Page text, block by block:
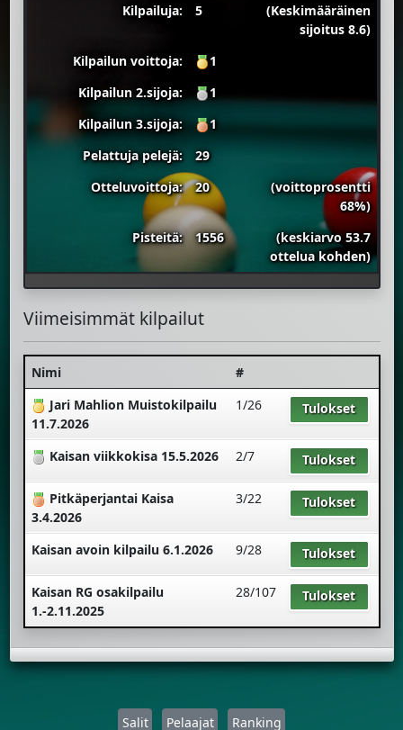
Kilpailuja: 5
(Keskimääräinen
sijoitus 8.6)
Kilpailun voittoja:
1
Kilpailun 2.sijoja:
1
Kilpailun 3.sijoja:
1
Pelattuja pelejä:
29
Otteluvoittoja:
20
(voittoprosentti
68%)
Pisteitä:
1556
(keskiarvo 53.7
ottelua kohden)
Viimeisimmät kilpailut
Nimi
#
Jari Mahlion Muistokilpailu
11.7.2026
1/26 Tulokset
Kaisan viikkokisa 15.5.2026 2/7 Tulokset
Pitkäperjantai Kaisa
3.4.2026
3/22 Tulokset
Kaisan avoin kilpailu 6.1.2026 9/28 Tulokset
Kaisan RG osakilpailu
1.-2.11.2025
28/107 Tulokset
Salit Pelaajat Ranking